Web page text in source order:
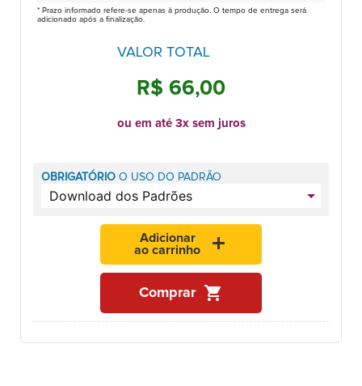
* Prazo informado refere-se apenas à produção. O tempo de entrega será
adicionado após a finalização.
VALOR TOTAL
R$ 66,00
ou em até 3x sem juros
OBRIGATÓRIO O USO DO PADRÃO
Adicionar
ao carrinho
add
Comprar shopping_cart